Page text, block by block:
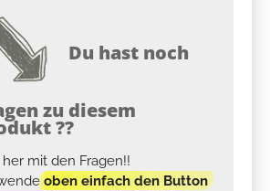
Du hast noch
zu diesem
??
mit den Fragen!!
oben einfach den Button